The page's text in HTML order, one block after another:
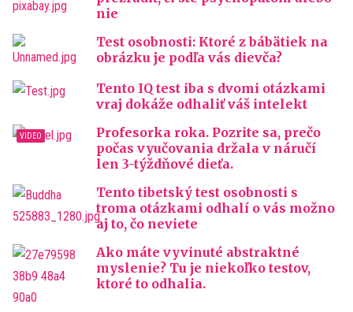
nie
Test osobnosti: Ktoré z bábätiek na
obrázku je podľa vás dievča?
Tento IQ test iba s dvomi otázkami
vraj dokáže odhaliť váš intelekt
Profesorka roka. Pozrite sa, prečo
počas vyučovania držala v náručí
len 3-týždňové dieťa.
Tento tibetský test osobnosti s
troma otázkami odhalí o vás možno
aj to, čo neviete
Ako máte vyvinuté abstraktné
myslenie? Tu je niekoľko testov,
ktoré to odhalia.